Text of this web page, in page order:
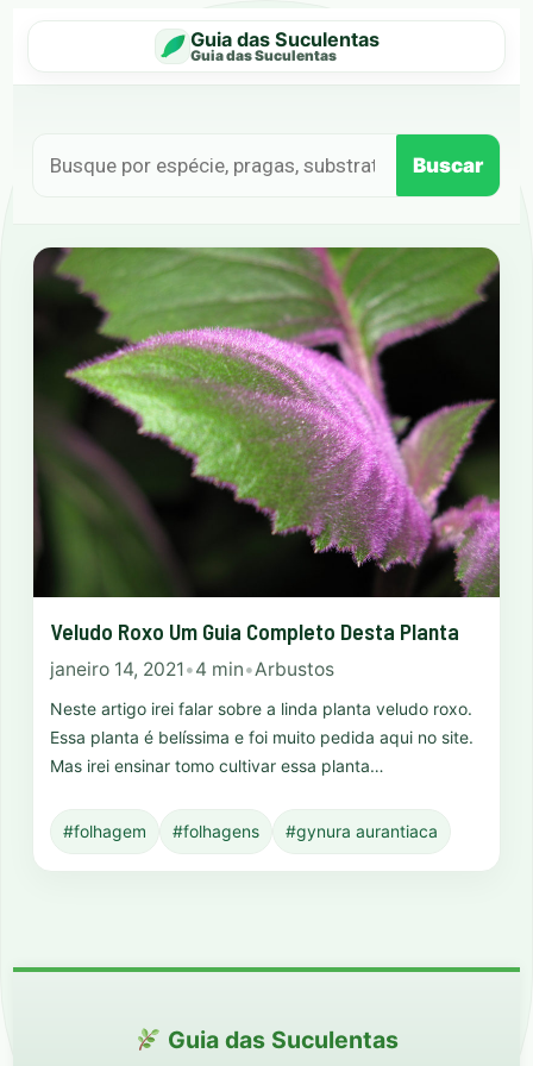
Guia das Suculentas
Guia das Suculentas
Buscar
Veludo Roxo Um Guia Completo Desta Planta
janeiro 14, 2021•4 min•Arbustos
Neste artigo irei falar sobre a linda planta veludo roxo.
Essa planta é belíssima e foi muito pedida aqui no site.
Mas irei ensinar tomo cultivar essa planta…
#folhagem #folhagens #gynura aurantiaca
Guia das Suculentas